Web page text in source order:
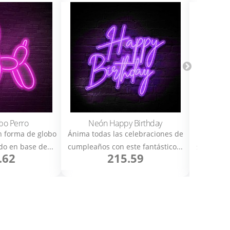
Perro
forma de globo
en base de...
Neón Happy Birthday
Ánima todas las celebraciones de
cumpleaños con este fantástico...
215.59